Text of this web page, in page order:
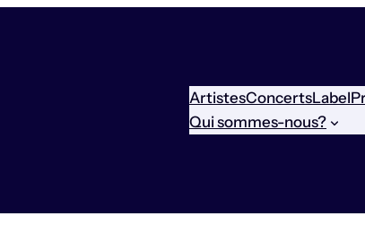
ArtistesConcertsLabel
Qui sommes-nous?